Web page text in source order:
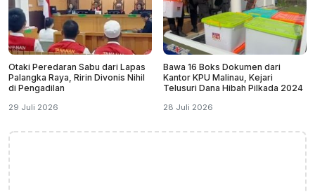
Otaki Peredaran Sabu dari Lapas
Palangka Raya, Ririn Divonis Nihil
di Pengadilan
29 Juli 2026
Bawa 16 Boks Dokumen dari
Kantor KPU Malinau, Kejari
Telusuri Dana Hibah Pilkada 2024
28 Juli 2026